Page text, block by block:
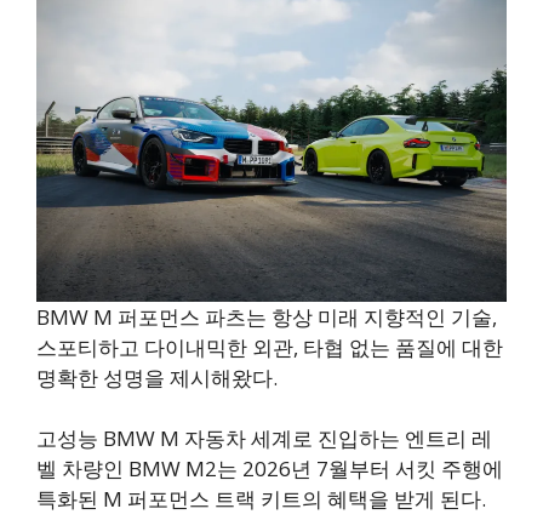
BMW M 퍼포먼스 파츠는 항상 미래 지향적인 기술,
스포티하고 다이내믹한 외관, 타협 없는 품질에 대한
명확한 성명을 제시해왔다.
고성능 BMW M 자동차 세계로 진입하는 엔트리 레
벨 차량인 BMW M2는 2026년 7월부터 서킷 주행에
특화된 M 퍼포먼스 트랙 키트의 혜택을 받게 된다.